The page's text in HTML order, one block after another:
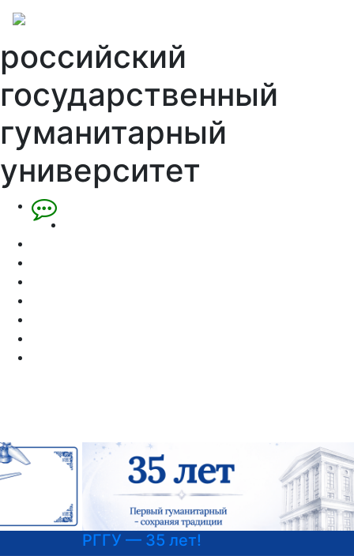
российский
государственный
гуманитарный
университет
РГГУ — 35 лет!